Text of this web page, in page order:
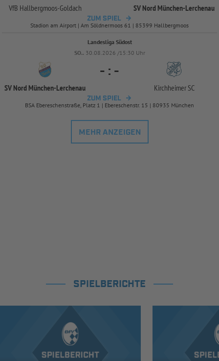
VfB Hallbergmoos-Goldach SV Nord München-Lerchenau
ZUM SPIEL
Stadion am Airport | Am Söldnermoos 61 | 85399 Hallbergmoos
Landesliga Südost
SO.. 30.08.2026 /15:30 Uhr
SV Nord München-Lerchenau
- : -
Kirchheimer SC
ZUM SPIEL
BSA Ebereschenstraße, Platz 1 | Ebereschenstr. 15 | 80935 München
MEHR ANZEIGEN
SPIELBERICHTE